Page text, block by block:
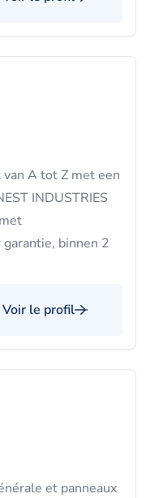
A tot Z met een
INDUSTRIES
binnen 2
Voir le profil
et panneaux